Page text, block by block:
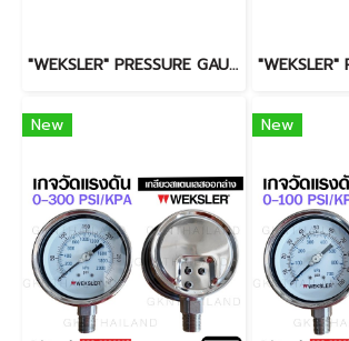
"WEKSLER" PRESSURE GAUGE MODEL : BA4CYPH2LW RANGE : 0-200 PSI & 0-1400 KPA
New New